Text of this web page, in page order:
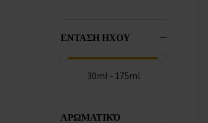
ΕΝΤΑΣΗ ΗΧΟΥ
30ml - 175ml
ΑΡΩΜΑΤΙΚΌ